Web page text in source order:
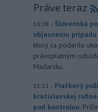
Práve teraz
16:08 - Slovenská
objasneniu
ktorý sa podarilo
právoplatným
Maďarsku.
15:21 - Piatkový
bratislavskej
pod kontrolou.